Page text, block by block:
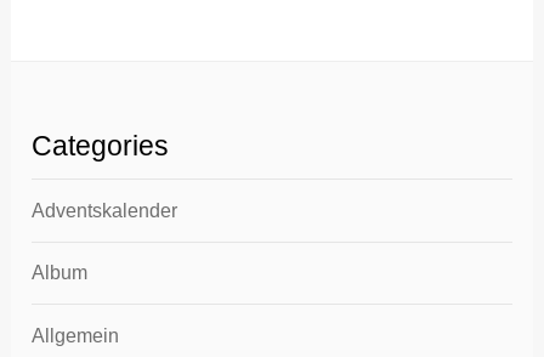
Categories
Adventskalender
Album
Allgemein